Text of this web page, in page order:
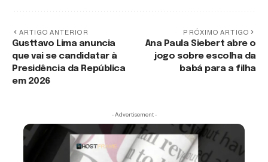
ARTIGO ANTERIOR
Gusttavo Lima anuncia
que vai se candidatar à
Presidência da República
em 2026
PRÓXIMO ARTIGO
Ana Paula Siebert abre o
jogo sobre escolha da
babá para a filha
- Advertisement -